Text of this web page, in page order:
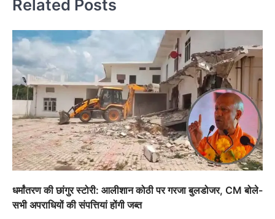
Related Posts
धर्मांतरण की छांगुर स्टोरी: आलीशान कोठी पर गरजा बुलडोजर, CM बोले-
सभी अपराधियों की संपत्तियां होंगी जब्त